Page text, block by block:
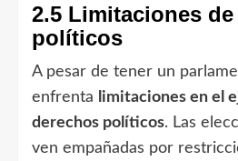
2.5 Limitaciones
políticos
A pesar de tener un
enfrenta
limitaciones en el
derechos políticos. Las
ven empañadas por